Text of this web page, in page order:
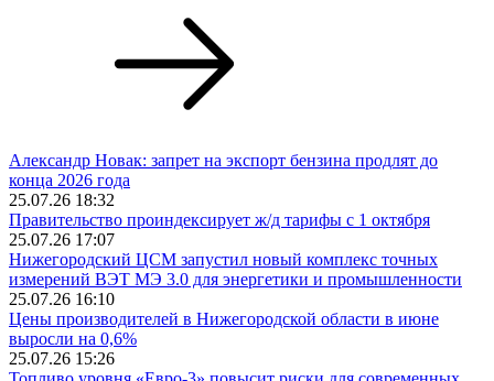
Александр Новак: запрет на экспорт бензина продлят до
конца 2026 года
25.07.26 18:32
Правительство проиндексирует ж/д тарифы с 1 октября
25.07.26 17:07
Нижегородский ЦСМ запустил новый комплекс точных
измерений ВЭТ МЭ 3.0 для энергетики и промышленности
25.07.26 16:10
Цены производителей в Нижегородской области в июне
выросли на 0,6%
25.07.26 15:26